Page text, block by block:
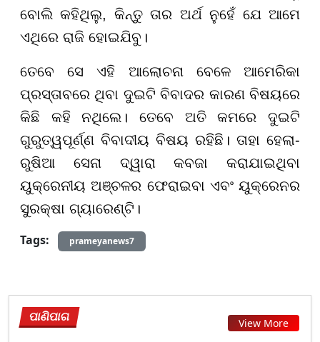
ବୋଲି କହିଥିଲୁ, କିନ୍ତୁ ତାର ଅର୍ଥ ନୁହେଁ ଯେ ଆମେ
ଏଥିରେ ରାଜି ହୋଇଯିବୁ।
ତେବେ ସେ ଏହି ଆଲୋଚନା ବେଳେ ଆମେରିକା
ପ୍ରସ୍ତାବରେ ଥିବା ଦୁଇଟି ବିବାଦର କାରଣ ବିଷୟରେ
କିଛି କହି ନଥିଲେ। ତେବେ ଅତି କମରେ ଦୁଇଟି
ଗୁରୁତ୍ୱପୂର୍ଣ୍ଣ ବିବାଦୀୟ ବିଷୟ ରହିଛି। ତାହା ହେଲା-
ରୁଷିଆ ସେନା ଦ୍ୱାରା କବଜା କରାଯାଇଥିବା
ୟୁକ୍ରେନୀୟ ଅଞ୍ଚଳର ଫେରାଇବା ଏବଂ ୟୁକ୍ରେନର
ସୁରକ୍ଷା ଗ୍ୟାରେଣ୍ଟି।
Tags:
prameyanews7
ପାଣିପାଗ View More